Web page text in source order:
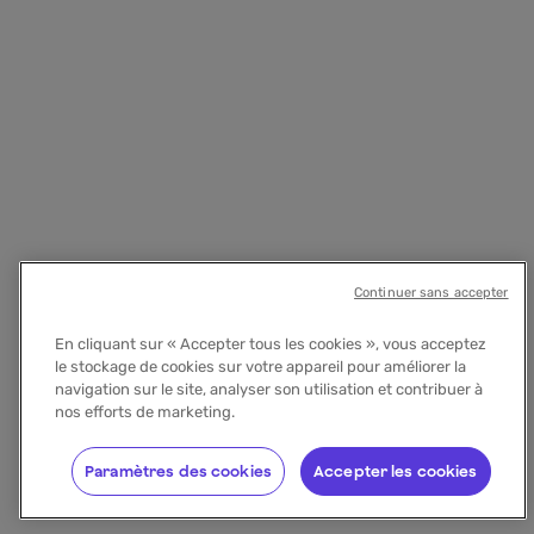
En cliquant sur « Accepter tous les cookies », vous acceptez
le stockage de cookies sur votre appareil pour améliorer la
navigation sur le site, analyser son utilisation et contribuer à
nos efforts de marketing.
Accepter les cookies
Paramètres des cookies
Continuer sans accepter